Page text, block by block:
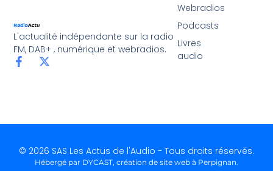
L'actualité indépendante sur la radio
FM, DAB+ , numérique et webradios.
Webradios
Podcasts
Livres
audio
© 2026 SAS Les Actus de l'Audio - Tous droits réservés.
Hébergé par DYCAST, création de site web à Perpignan.